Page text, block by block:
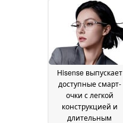
Hisense выпускает
доступные смарт-
очки с легкой
конструкцией и
длительным